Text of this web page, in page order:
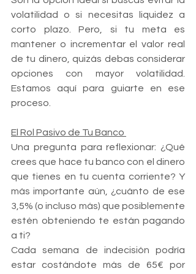
volatilidad o si necesitas liquidez a
corto plazo. Pero, si tu meta es
mantener o incrementar el valor real
de tu dinero, quizás debas considerar
opciones con mayor volatilidad.
Estamos aquí para guiarte en ese
proceso.
El Rol Pasivo de Tu Banco
Una pregunta para reflexionar: ¿Qué
crees que hace tu banco con el dinero
que tienes en tu cuenta corriente? Y
más importante aún, ¿cuánto de ese
3,5% (o incluso más) que posiblemente
estén obteniendo te están pagando
a ti?
Cada semana de indecisión podría
estar costándote más de 65€ por